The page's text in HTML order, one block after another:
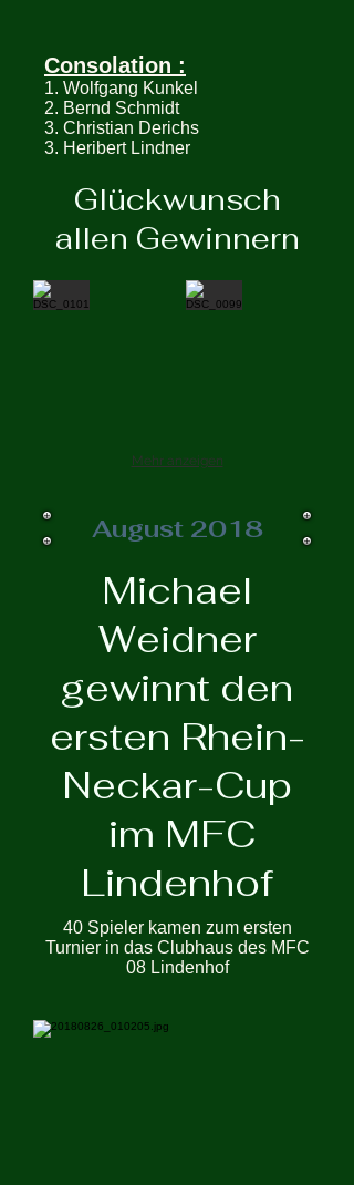
Consolation :
1. Wolfgang Kunkel
2. Bernd Schmidt
3. Christian Derichs
3. Heribert Lindner
Glückwunsch
allen Gewinnern
Mehr anzeigen
August 2018
Michael
Weidner
gewinnt den
ersten Rhein-
Neckar-Cup
im MFC
Lindenhof
40 Spieler kamen zum ersten
Turnier in das Clubhaus des MFC
08 Lindenhof